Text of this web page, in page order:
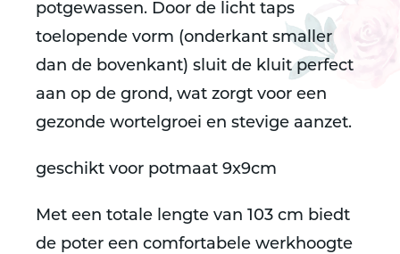
potgewassen. Door de licht taps
toelopende vorm (onderkant smaller
dan de bovenkant) sluit de kluit perfect
aan op de grond, wat zorgt voor een
gezonde wortelgroei en stevige aanzet.
geschikt voor potmaat 9x9cm
Met een totale lengte van 103 cm biedt
de poter een comfortabele werkhoogte